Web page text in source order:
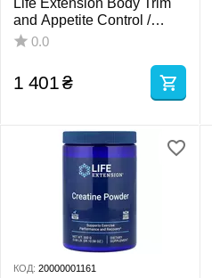
and Appetite Control /
Підтяжка тіла та контроль
0.0
1 401₴
КОД: 20000001161